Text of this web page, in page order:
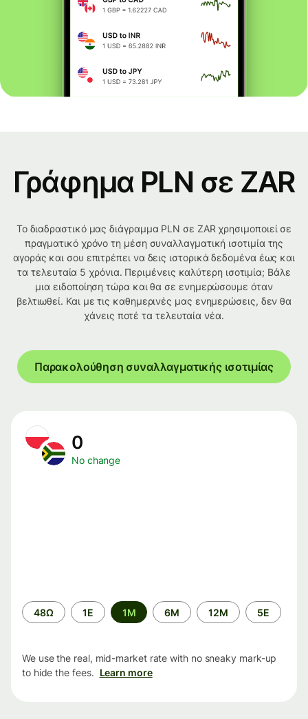
Γράφημα PLN σε ZAR
Το διαδραστικό μας διάγραμμα PLN σε ZAR χρησιμοποιεί σε
πραγματικό χρόνο τη μέση συναλλαγματική ισοτιμία της
αγοράς και σου επιτρέπει να δεις ιστορικά δεδομένα έως και
τα τελευταία 5 χρόνια. Περιμένεις καλύτερη ισοτιμία; Βάλε
μια ειδοποίηση τώρα και θα σε ενημερώσουμε όταν
βελτιωθεί. Και με τις καθημερινές μας ενημερώσεις, δεν θα
χάνεις ποτέ τα τελευταία νέα.
Παρακολούθηση συναλλαγματικής ισοτιμίας
0
No change
Time
period
48Ω 1Ε 1M 6M 12M 5Ε
We use the real, mid-market rate with no sneaky mark-up
to hide the fees. Learn more